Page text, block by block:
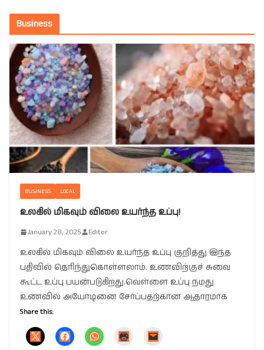
Business
BUSINESS LOCAL
உலகில் மிகவும் விலை உயர்ந்த உப்பு!
January 28, 2025 Editor
உலகில் மிகவும் விலை உயர்ந்த உப்பு குறித்து இந்த
பதிவில் தெரிந்துகொள்ளலாம். உணவிற்குச் சுவை
கூட்ட உப்பு பயன்படுகிறது.வெள்ளை உப்பு நமது
உணவில் அயோடினை சேர்ப்பதற்கான ஆதாரமாக
Share this: